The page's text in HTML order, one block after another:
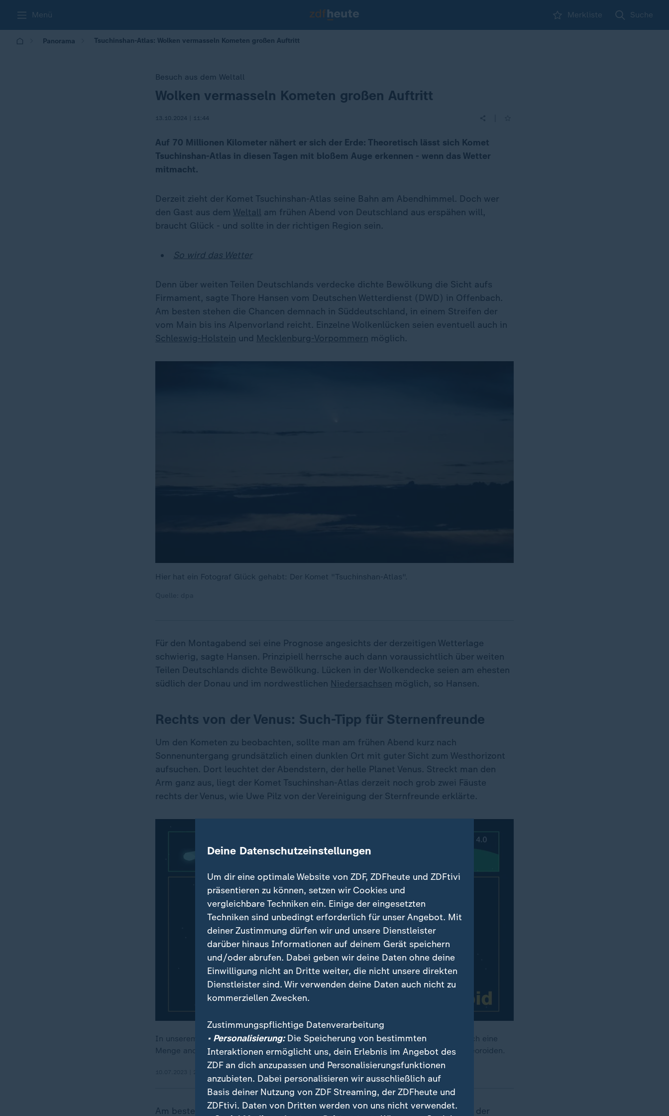
Menü Merkliste Suche
Panorama Tsuchinshan-Atlas: Wolken vermasseln Kometen großen Auftritt
Besuch aus dem Weltall
:
Wolken vermasseln Kometen großen Auftritt
13.10.2024 | 11:44
Auf 70 Millionen Kilometer nähert er sich der Erde: Theoretisch lässt sich Komet
Tsuchinshan-Atlas in diesen Tagen mit bloßem Auge erkennen - wenn das Wetter
mitmacht.
Derzeit zieht der Komet Tsuchinshan-Atlas seine Bahn am Abendhimmel. Doch wer
den Gast aus dem Weltall am frühen Abend von Deutschland aus erspähen will,
braucht Glück - und sollte in der richtigen Region sein.
So wird das Wetter
Denn über weiten Teilen Deutschlands verdecke dichte Bewölkung die Sicht aufs
Firmament, sagte Thore Hansen vom Deutschen Wetterdienst (DWD) in Offenbach.
Am besten stehen die Chancen demnach in Süddeutschland, in einem Streifen der
vom Main bis ins Alpenvorland reicht. Einzelne Wolkenlücken seien eventuell auch in
Schleswig-Holstein und Mecklenburg-Vorpommern möglich.
Hier hat ein Fotograf Glück gehabt: Der Komet "Tsuchinshan-Atlas".
Für den Montagabend sei eine Prognose angesichts der derzeitigen Wetterlage
schwierig, sagte Hansen. Prinzipiell herrsche auch dann voraussichtlich über weiten
Teilen Deutschlands dichte Bewölkung. Lücken in der Wolkendecke seien am ehesten
südlich der Donau und im nordwestlichen Niedersachsen möglich, so Hansen.
Rechts von der Venus: Such-Tipp für Sternenfreunde
Um den Kometen zu beobachten, sollte man am frühen Abend kurz nach
Sonnenuntergang grundsätzlich einen dunklen Ort mit guter Sicht zum Westhorizont
aufsuchen. Dort leuchtet der Abendstern, der helle Planet Venus. Streckt man den
Arm ganz aus, liegt der Komet Tsuchinshan-Atlas derzeit noch grob zwei Fäuste
rechts der Venus, wie Uwe Pilz von der Vereinigung der Sternfreunde erklärte.
In unserem Sonnensystem sind außer der Sonne, den Planeten und ihren Monden noch eine
Menge anderer Körper unterwegs. So gibt es noch die Kometen, Asteroiden und Meteoroiden.
Am besten zu sehen soll der Komet - gutes Wetter vorausgesetzt - zu Anfang der
Deine Datenschutzeinstellungen
Um dir eine optimale Website von ZDF, ZDFheute und ZDFtivi
präsentieren zu können, setzen wir Cookies und
vergleichbare Techniken ein. Einige der eingesetzten
Techniken sind unbedingt erforderlich für unser Angebot. Mit
deiner Zustimmung dürfen wir und unsere Dienstleister
darüber hinaus Informationen auf deinem Gerät speichern
und/oder abrufen. Dabei geben wir deine Daten ohne deine
Einwilligung nicht an Dritte weiter, die nicht unsere direkten
Dienstleister sind. Wir verwenden deine Daten auch nicht zu
kommerziellen Zwecken.
Zustimmungspflichtige Datenverarbeitung
• Personalisierung:Die Speicherung von bestimmten
Interaktionen ermöglicht uns, dein Erlebnis im Angebot des
ZDF an dich anzupassen und Personalisierungsfunktionen
anzubieten. Dabei personalisieren wir ausschließlich auf
Basis deiner Nutzung von ZDF Streaming, der ZDFheute und
ZDFtivi. Daten von Dritten werden von uns nicht verwendet.